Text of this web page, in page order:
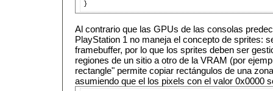
Al contrario que las GPUs de las consolas
PlayStation 1 no maneja el concepto de sprites:
framebuffer, por lo que los sprites deben ser
regiones de un sitio a otro de la VRAM (por
rectangle" permite copiar rectángulos de una
asumiendo que el los pixels con el valor 0x0000